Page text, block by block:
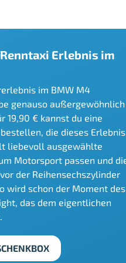
Erlebnis im
im BMW M4
genauso außergewöhnlich
19,90 € kannst du eine
die dieses Erlebnis
liebevoll ausgewählte
Motorsport passen und
der Reihensechszylinder
wird schon der Moment des
das dem eigentlichen